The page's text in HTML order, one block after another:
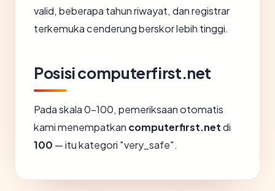
valid, beberapa tahun riwayat, dan registrar
terkemuka cenderung berskor lebih tinggi.
Posisi computerfirst.net
Pada skala 0-100, pemeriksaan otomatis
kami menempatkan computerfirst.netdi
100 — itu kategori "very_safe".